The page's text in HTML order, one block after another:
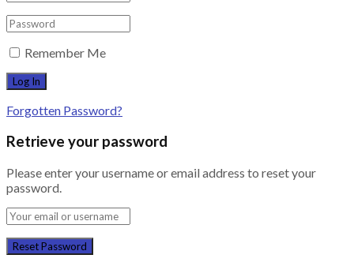
Remember Me
Forgotten Password?
Retrieve your password
Please enter your username or email address to reset your
password.